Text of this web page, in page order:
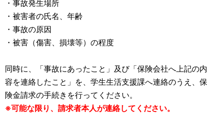
・事故発生場所
・被害者の氏名、年齢
・事故の原因
・被害（傷害、損壊等）の程度
同時に、「事故にあったこと」及び「保険会社へ上記の内
容を連絡したこと」を、学生生活支援課へ連絡のうえ、保
険金請求の手続きを行ってください。
※可能な限り、請求者本人が連絡してください。